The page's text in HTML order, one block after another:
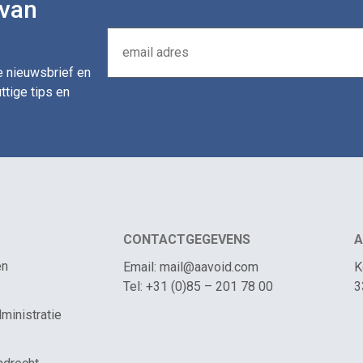
nieuwsbrief en
tips en
CONTACTGEGEVENS
Email: mail@aavoid.com
Tel: +31 (0)85 – 201 78 00